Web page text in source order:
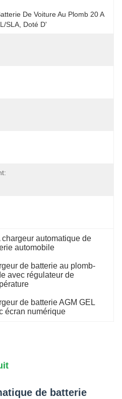
De Voiture Au Plomb 20 A
SLA, Doté D'
chargeur automatique de
automobile
de batterie au plomb-
avec régulateur de
de batterie AGM GEL
écran numérique
de batterie